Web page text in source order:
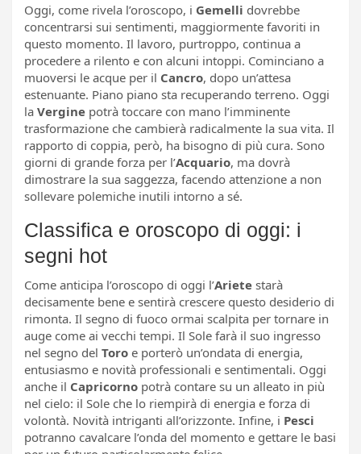
Oggi, come rivela l’oroscopo, i Gemelli dovrebbe
concentrarsi sui sentimenti, maggiormente favoriti in
questo momento. Il lavoro, purtroppo, continua a
procedere a rilento e con alcuni intoppi. Cominciano a
muoversi le acque per il Cancro, dopo un’attesa
estenuante. Piano piano sta recuperando terreno. Oggi
la Vergine potrà toccare con mano l’imminente
trasformazione che cambierà radicalmente la sua vita. Il
rapporto di coppia, però, ha bisogno di più cura. Sono
giorni di grande forza per l’Acquario, ma dovrà
dimostrare la sua saggezza, facendo attenzione a non
sollevare polemiche inutili intorno a sé.
Classifica e oroscopo di oggi: i
segni hot
Come anticipa l’oroscopo di oggi l’Ariete starà
decisamente bene e sentirà crescere questo desiderio di
rimonta. Il segno di fuoco ormai scalpita per tornare in
auge come ai vecchi tempi. Il Sole farà il suo ingresso
nel segno del Toro e porterò un’ondata di energia,
entusiasmo e novità professionali e sentimentali. Oggi
anche il Capricorno potrà contare su un alleato in più
nel cielo: il Sole che lo riempirà di energia e forza di
volontà. Novità intriganti all’orizzonte. Infine, i Pesci
potranno cavalcare l’onda del momento e gettare le basi